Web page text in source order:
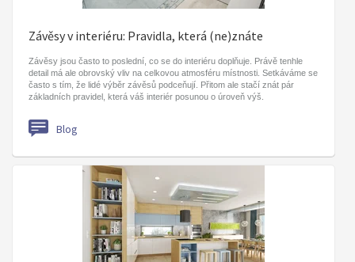
Závěsy v interiéru: Pravidla, která (ne)znáte
Závěsy jsou často to poslední, co se do interiéru doplňuje. Právě tenhle
detail má ale obrovský vliv na celkovou atmosféru místnosti. Setkáváme se
často s tím, že lidé výběr závěsů podceňují. Přitom ale stačí znát pár
základních pravidel, která váš interiér posunou o úroveň výš.
Blog